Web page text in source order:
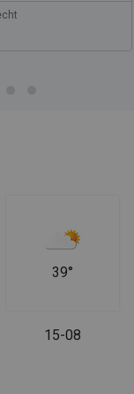
39°
15-08